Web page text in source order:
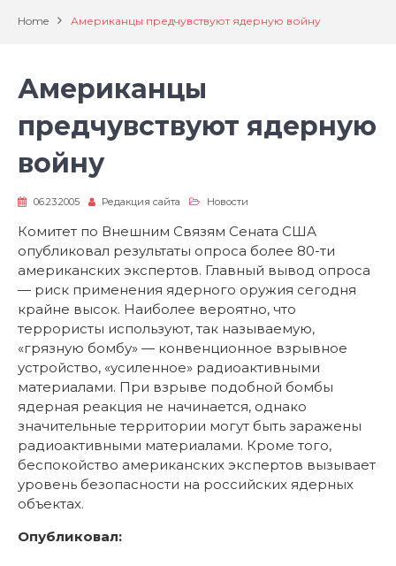
Home Американцы предчувствуют ядерную войну
Американцы
предчувствуют ядерную
войну
06.23.2005 Редакция сайта Новости
Комитет по Внешним Связям Сената США
опубликовал результаты опроса более 80-ти
американских экспертов. Главный вывод опроса
— риск применения ядерного оружия сегодня
крайне высок. Наиболее вероятно, что
террористы используют, так называемую,
«грязную бомбу» — конвенционное взрывное
устройство, «усиленное» радиоактивными
материалами. При взрыве подобной бомбы
ядерная реакция не начинается, однако
значительные территории могут быть заражены
радиоактивными материалами. Кроме того,
беспокойство американских экспертов вызывает
уровень безопасности на российских ядерных
объектах.
Опубликовал: